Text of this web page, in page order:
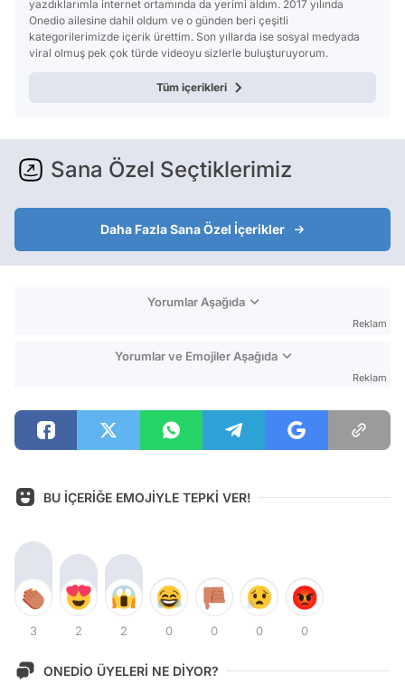
yazdıklarımla internet ortamında da yerimi aldım. 2017 yılında
Onedio ailesine dahil oldum ve o günden beri çeşitli
kategorilerimizde içerik ürettim. Son yıllarda ise sosyal medyada
viral olmuş pek çok türde videoyu sizlerle buluşturuyorum.
Tüm içerikleri
Sana Özel Seçtiklerimiz
Daha Fazla Sana Özel İçerikler
Yorumlar Aşağıda
Reklam
Yorumlar ve Emojiler Aşağıda
Reklam
BU İÇERİĞE EMOJİYLE TEPKİ VER!
3 2 2 0 0 0 0
ONEDİO ÜYELERİ NE DİYOR?